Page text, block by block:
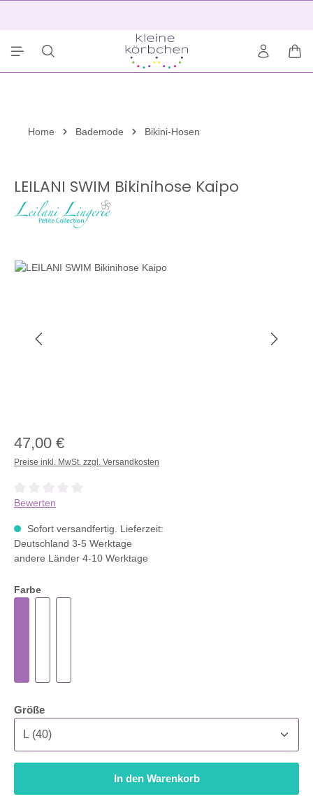
Home Bademode Bikini-Hosen
LEILANI SWIM Bikinihose Kaipo
Bildergalerie überspringen
47,00 €
Preise inkl. MwSt. zzgl. Versandkosten
Durchschnittliche Bewertung von 0 von 5 Sternen
Bewerten
Sofort versandfertig. Lieferzeit:
Deutschland 3-5 Werktage
andere Länder 4-10 Werktage
Farbe
Größeauswählen
In den Warenkorb